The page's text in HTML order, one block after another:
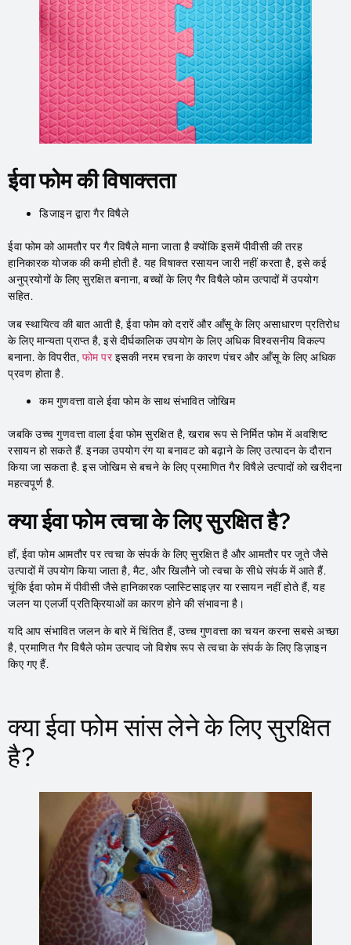
ईवा फोम की विषाक्तता
डिजाइन द्वारा गैर विषैले
ईवा फोम को आमतौर पर गैर विषैले माना जाता है क्योंकि इसमें पीवीसी की तरह
हानिकारक योजक की कमी होती है. यह विषाक्त रसायन जारी नहीं करता है, इसे कई
अनुप्रयोगों के लिए सुरक्षित बनाना, बच्चों के लिए गैर विषैले फोम उत्पादों में उपयोग
सहित.
जब स्थायित्व की बात आती है, ईवा फोम को दरारें और आँसू के लिए असाधारण प्रतिरोध
के लिए मान्यता प्राप्त है, इसे दीर्घकालिक उपयोग के लिए अधिक विश्वसनीय विकल्प
बनाना. के विपरीत, फोम परइसकी नरम रचना के कारण पंचर और आँसू के लिए अधिक
प्रवण होता है.
कम गुणवत्ता वाले ईवा फोम के साथ संभावित जोखिम
जबकि उच्च गुणवत्ता वाला ईवा फोम सुरक्षित है, खराब रूप से निर्मित फोम में अवशिष्ट
रसायन हो सकते हैं. इनका उपयोग रंग या बनावट को बढ़ाने के लिए उत्पादन के दौरान
किया जा सकता है. इस जोखिम से बचने के लिए प्रमाणित गैर विषैले उत्पादों को खरीदना
महत्वपूर्ण है.
क्या ईवा फोम त्वचा के लिए सुरक्षित है?
हाँ, ईवा फोम आमतौर पर त्वचा के संपर्क के लिए सुरक्षित है और आमतौर पर जूते जैसे
उत्पादों में उपयोग किया जाता है, मैट, और खिलौने जो त्वचा के सीधे संपर्क में आते हैं.
चूंकि ईवा फोम में पीवीसी जैसे हानिकारक प्लास्टिसाइज़र या रसायन नहीं होते हैं, यह
जलन या एलर्जी प्रतिक्रियाओं का कारण होने की संभावना है।
यदि आप संभावित जलन के बारे में चिंतित हैं, उच्च गुणवत्ता का चयन करना सबसे अच्छा
है, प्रमाणित गैर विषैले फोम उत्पाद जो विशेष रूप से त्वचा के संपर्क के लिए डिज़ाइन
किए गए हैं.
क्या ईवा फोम सांस लेने के लिए सुरक्षित
है?